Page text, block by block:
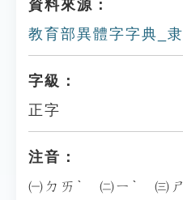
資料來源：
教育部異體字字典_隶
字級：
正字
注音：
㈠ㄉㄞˋ ㈡ㄧˋ ㈢